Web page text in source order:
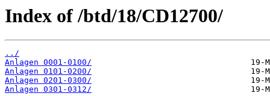
Index of /btd/18/CD12700/
../
Anlagen 0001-0100/
Anlagen 0101-0200/
Anlagen 0201-0300/
Anlagen 0301-0312/